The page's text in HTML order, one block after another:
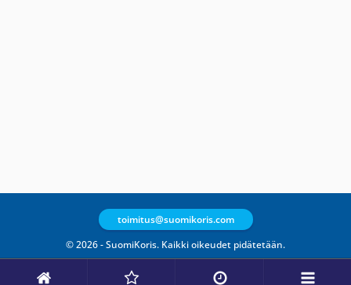
© 2026 - SuomiKoris. Kaikki oikeudet pidätetään.
toimitus@suomikoris.com